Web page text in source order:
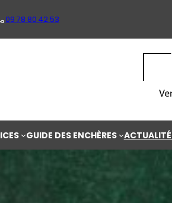
09 78 80 42 53
GUIDE DES ENCHÈRES